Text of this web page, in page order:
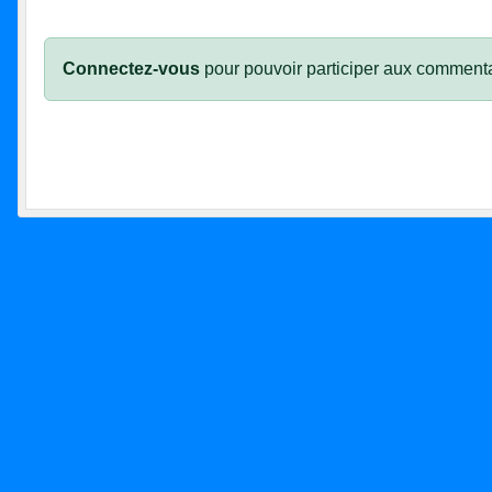
Connectez-vous pour pouvoir participer aux